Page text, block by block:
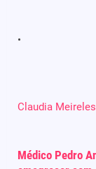
Claudia Meireles
Médico Pedro